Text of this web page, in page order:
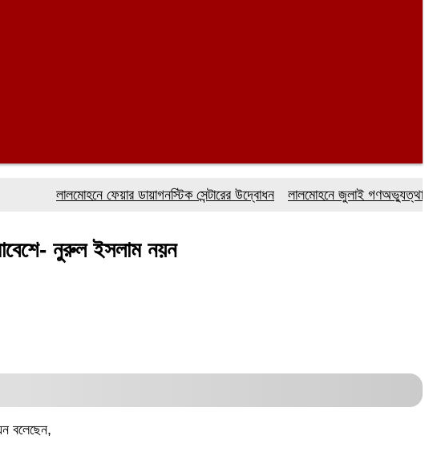
লালমোহনে ফেয়ার ডায়াগনস্টিক সেন্টারের উদ্বোধন
লালমোহনে জুলাই গণঅভ্যুত্থান দিবস
নুরুল ইসলাম নয়ন
বলেছেন,